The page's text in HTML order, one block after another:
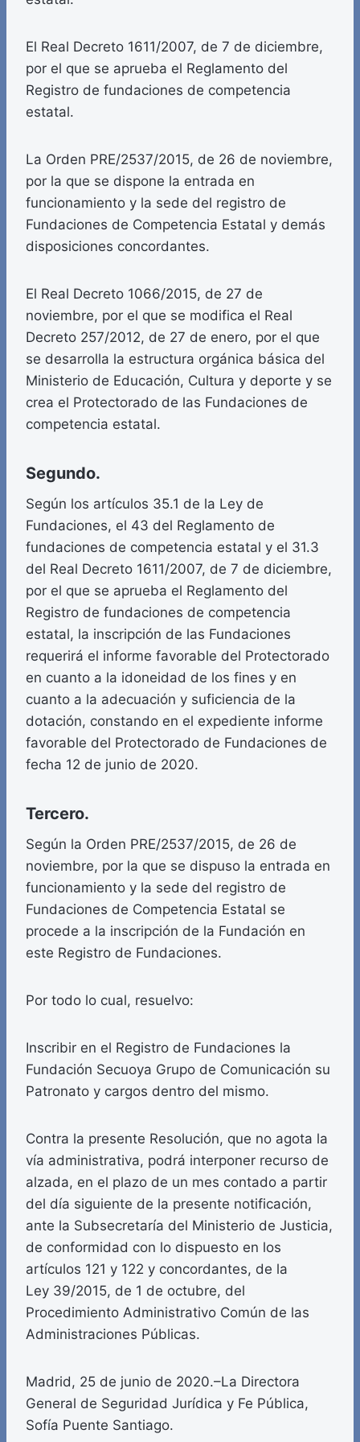
El Real Decreto 1611/2007, de 7 de diciembre,
por el que se aprueba el Reglamento del
Registro de fundaciones de competencia
estatal.
La Orden PRE/2537/2015, de 26 de noviembre,
por la que se dispone la entrada en
funcionamiento y la sede del registro de
Fundaciones de Competencia Estatal y demás
disposiciones concordantes.
El Real Decreto 1066/2015, de 27 de
noviembre, por el que se modifica el Real
Decreto 257/2012, de 27 de enero, por el que
se desarrolla la estructura orgánica básica del
Ministerio de Educación, Cultura y deporte y se
crea el Protectorado de las Fundaciones de
competencia estatal.
Segundo.
Según los artículos 35.1 de la Ley de
Fundaciones, el 43 del Reglamento de
fundaciones de competencia estatal y el 31.3
del Real Decreto 1611/2007, de 7 de diciembre,
por el que se aprueba el Reglamento del
Registro de fundaciones de competencia
estatal, la inscripción de las Fundaciones
requerirá el informe favorable del Protectorado
en cuanto a la idoneidad de los fines y en
cuanto a la adecuación y suficiencia de la
dotación, constando en el expediente informe
favorable del Protectorado de Fundaciones de
fecha 12 de junio de 2020.
Tercero.
Según la Orden PRE/2537/2015, de 26 de
noviembre, por la que se dispuso la entrada en
funcionamiento y la sede del registro de
Fundaciones de Competencia Estatal se
procede a la inscripción de la Fundación en
este Registro de Fundaciones.
Por todo lo cual, resuelvo:
Inscribir en el Registro de Fundaciones la
Fundación Secuoya Grupo de Comunicación su
Patronato y cargos dentro del mismo.
Contra la presente Resolución, que no agota la
vía administrativa, podrá interponer recurso de
alzada, en el plazo de un mes contado a partir
del día siguiente de la presente notificación,
ante la Subsecretaría del Ministerio de Justicia,
de conformidad con lo dispuesto en los
artículos 121 y 122 y concordantes, de la
Ley 39/2015, de 1 de octubre, del
Procedimiento Administrativo Común de las
Administraciones Públicas.
Madrid, 25 de junio de 2020.–La Directora
General de Seguridad Jurídica y Fe Pública,
Sofía Puente Santiago.